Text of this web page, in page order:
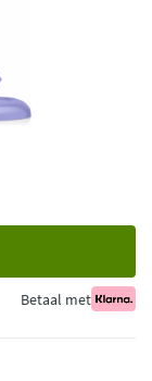
Betaal met